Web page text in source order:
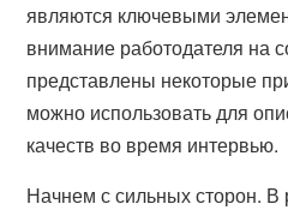
являются ключевыми
внимание работодателя на
представлены некоторые
можно использовать для
качеств во время интервью.
Начнем с сильных сторон.